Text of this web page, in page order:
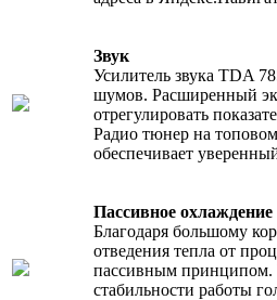
Звук
Усилитель звука TDA
шумов. Расширенный
отрегулировать
Радио тюнер на
обеспечивает
Пассивное охлаждение
Благодаря большому
отведения тепла от
пассивным принципом.
стабильности работы